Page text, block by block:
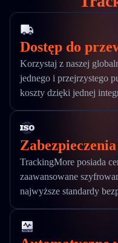
Dostęp do
Korzystaj z naszej
jednego i przejrzystego
koszty dzięki jednej
TrackingMore posiada
zaawansowane
najwyższe standardy